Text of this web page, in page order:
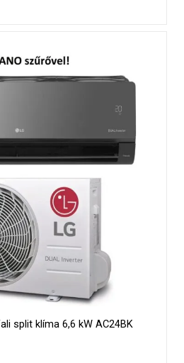
split klíma 6,6 kW AC24BK